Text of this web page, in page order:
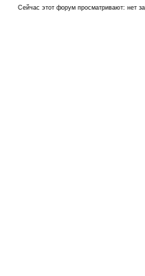
Сейчас этот форум просматривают: нет